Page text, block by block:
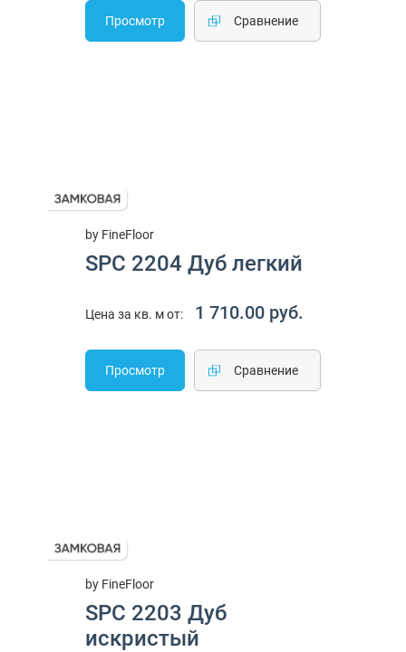
Просмотр Cравнение
by FineFloor
SPC 2204 Дуб легкий
Цена за кв. м от: 1 710.00 руб.
Просмотр Cравнение
by FineFloor
SPC 2203 Дуб
искристый